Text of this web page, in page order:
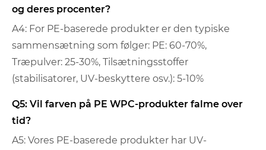
og deres procenter?
A4: For PE-baserede produkter er den typiske
sammensætning som følger: PE: 60-70%,
Træpulver: 25-30%, Tilsætningsstoffer
(stabilisatorer, UV-beskyttere osv.): 5-10%
Q5: Vil farven på PE WPC-produkter falme over
tid?
A5: Vores PE-baserede produkter har UV-